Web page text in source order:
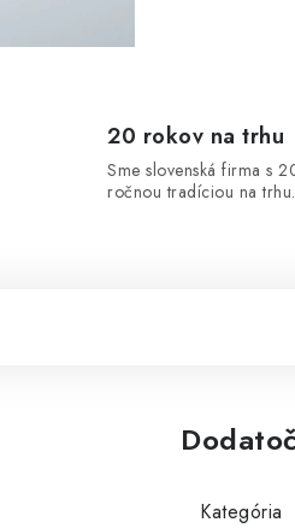
20 rokov na trhu
Sme slovenská firma s
ročnou tradíciou na trhu.
Kategória